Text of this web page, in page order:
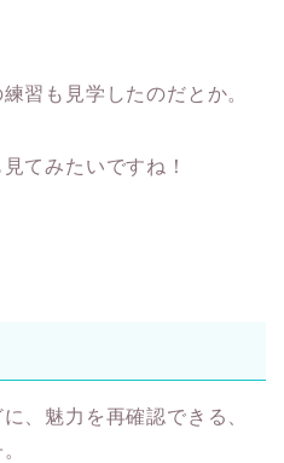
習も見学したのだとか。
てみたいですね！
、魅力を再確認できる、